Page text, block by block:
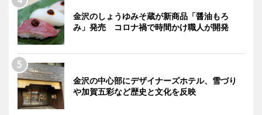
金沢のしょうゆみそ蔵が新商品「醤油もろ
み」発売 コロナ禍で時間かけ職人が開発
金沢の中心部にデザイナーズホテル、雪づり
や加賀五彩など歴史と文化を反映